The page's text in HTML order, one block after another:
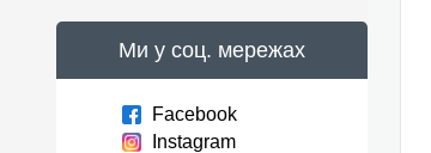
Ми у соц. мережах
Facebook
Instagram